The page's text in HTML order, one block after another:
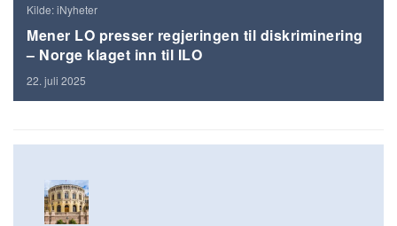
Kilde: iNyheter
Mener LO presser regjeringen til diskriminering
– Norge klaget inn til ILO
22. juli 2025